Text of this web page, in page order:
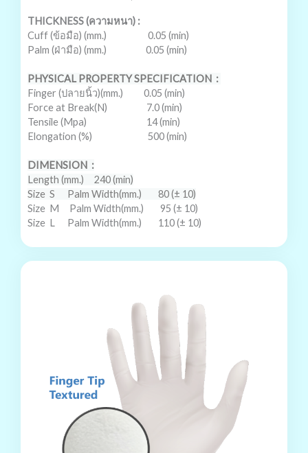
THICKNESS (ความหนา) :
Cuff (ข้อมือ) (mm.) 0.05 (min)
Palm (ฝ่ามือ) (mm.) 0.05 (min)
PHYSICAL PROPERTY SPECIFICATION :
Finger (ปลายนิ้ว)(mm.) 0.05 (min)
Force at Break(N) 7.0 (min)
Tensile (Mpa) 14 (min)
Elongation (%) 500 (min)
DIMENSION :
Length (mm.)
240 (min)
Size S Palm Width(mm.)
80 (± 10)
Size M Palm Width(mm.)
95 (± 10)
Size L Palm Width(mm.) 110 (± 10)